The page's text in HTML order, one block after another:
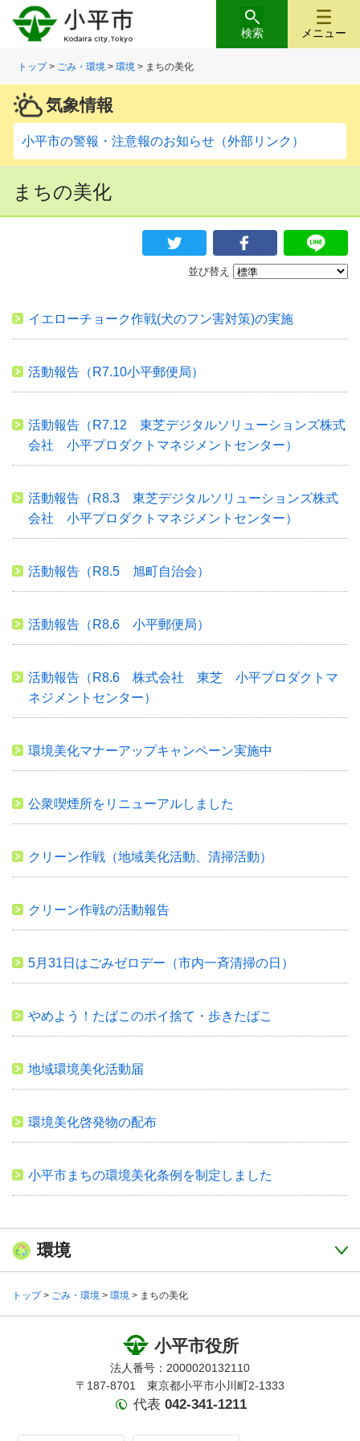
メニュー
検索
トップ> ごみ・環境 >環境 > まちの美化
気象情報
小平市の警報・注意報のお知らせ（外部リンク）
まちの美化
並び替え
イエローチョーク作戦(犬のフン害対策)の実施
活動報告（R7.10小平郵便局）
活動報告（R7.12 東芝デジタルソリューションズ株式
会社 小平プロダクトマネジメントセンター）
活動報告（R8.3 東芝デジタルソリューションズ株式
会社 小平プロダクトマネジメントセンター）
活動報告（R8.5 旭町自治会）
活動報告（R8.6 小平郵便局）
活動報告（R8.6 株式会社 東芝 小平プロダクトマ
ネジメントセンター）
環境美化マナーアップキャンペーン実施中
公衆喫煙所をリニューアルしました
クリーン作戦（地域美化活動、清掃活動）
クリーン作戦の活動報告
5月31日はごみゼロデー（市内一斉清掃の日）
やめよう！たばこのポイ捨て・歩きたばこ
地域環境美化活動届
環境美化啓発物の配布
小平市まちの環境美化条例を制定しました
環境
トップ> ごみ・環境 > 環境 > まちの美化
小平市役所
法人番号：2000020132110
〒187-8701 東京都小平市小川町2-1333
代表 042-341-1211